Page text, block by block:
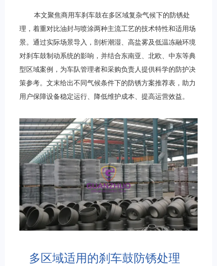
本文聚焦商用车刹车鼓在多区域复杂气候下的防锈处
理，着重对比油封与喷涂两种主流工艺的技术特性和适用场
景。通过实际场景导入，剖析潮湿、高盐雾及低温冻融环境
对刹车鼓制动系统的影响，并结合东南亚、北欧、中东等典
型区域案例，为车队管理者和采购负责人提供科学的防护决
策参考。文末给出不同气候条件下的防锈方案推荐表，助力
用户保障设备稳定运行、降低维护成本、提高运营效益。
多区域适用的刹车鼓防锈处理